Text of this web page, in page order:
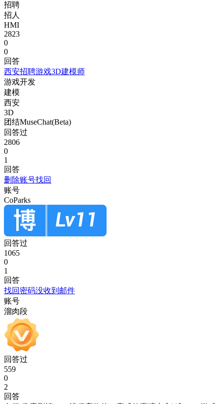
招聘
招人
HMI
2823
0
0
回答
西安招聘游戏3D建模师
游戏开发
建模
西安
3D
团结MuseChat(Beta)
回答过
2806
0
1
回答
删除账号找回
账号
CoParks
回答过
1065
0
1
回答
找回密码没收到邮件
账号
溜肉段
回答过
559
0
2
回答